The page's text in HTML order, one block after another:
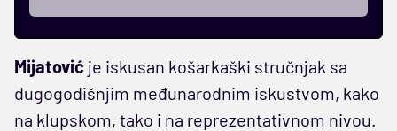
Mijatović je iskusan košarkaški stručnjak sa
dugogodišnjim međunarodnim iskustvom, kako
na klupskom, tako i na reprezentativnom nivou.